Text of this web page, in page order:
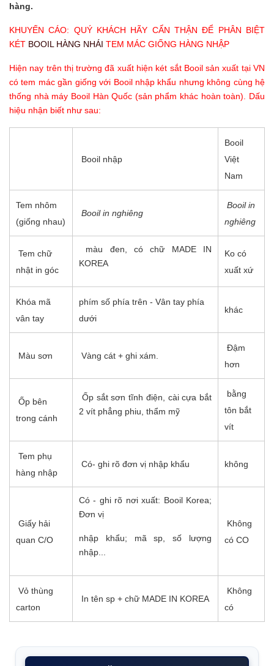
hàng.
KHUYẾN CÁO: QUÝ KHÁCH HÃY CẨN THẬN ĐỂ PHÂN BIỆT
KÉT BOOIL HÀNG NHÁI TEM MÁC GIỐNG HÀNG NHẬP
Hiện nay trên thị trường đã xuất hiện két sắt Booil sản xuất tại VN
có tem mác gần giống với Booil nhập khẩu nhưng không cùng hệ
thống nhà máy Booil Hàn Quốc (sản phẩm khác hoàn toàn). Dấu
hiệu nhận biết như sau:
Booil nhập
Booil
Việt
Nam
Tem nhôm
(giống nhau)
Booil in nghiêng
Booil in
nghiêng
Tem chữ
nhật in góc
màu đen, có chữ MADE IN
KOREA
Ko có
xuất xứ
Khóa mã
vân tay
phím số phía trên - Vân tay phía
dưới
khác
Màu sơn Vàng cát + ghi xám.
Đậm
hơn
Ốp bên
trong cánh
Ốp sắt sơn tĩnh điện, cài cựa bắt
2 vít phẳng phiu, thẩm mỹ
bằng
tôn bắt
vít
Tem phụ
hàng nhập
Có- ghi rõ đơn vị nhập khẩu không
Giấy hải
quan C/O
Có - ghi rõ nơi xuất: Booil Korea;
Đơn vị
nhập khẩu; mã sp, số lượng
nhập...
Không
có CO
Vỏ thùng
carton
In tên sp + chữ MADE IN KOREA
Không
có